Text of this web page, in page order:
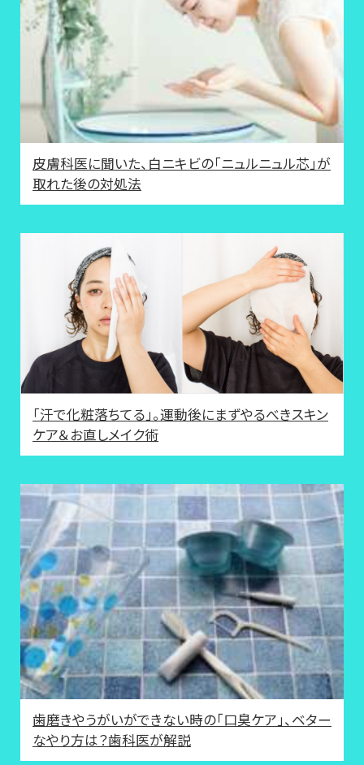
皮膚科医に聞いた、白ニキビの「ニュルニュル芯」が
取れた後の対処法
「汗で化粧落ちてる」。運動後にまずやるべきスキン
ケア＆お直しメイク術
歯磨きやうがいができない時の「口臭ケア」、ベター
なやり方は？歯科医が解説